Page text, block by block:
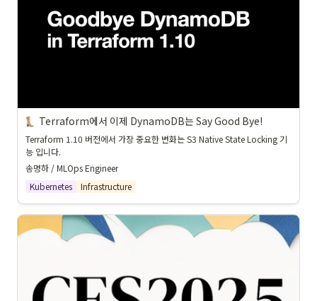
Terraform에서 이제 DynamoDB는 Say Good Bye!
Terraform 1.10 버전에서 가장 중요한 변화는 S3 Native State Locking 기
능 입니다.
송명하 / MLOps Engineer
Kubernetes
Infrastructure